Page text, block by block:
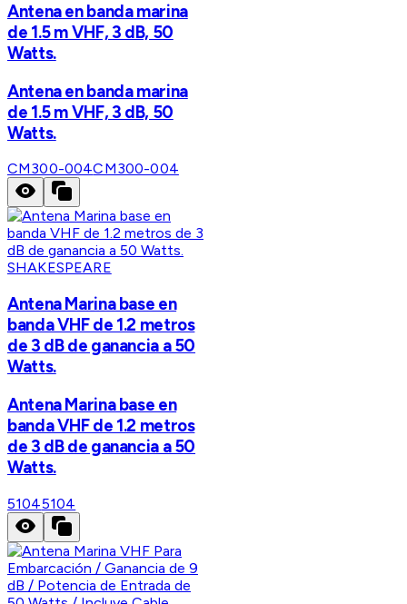
Antena en banda marina
de 1.5 m VHF, 3 dB, 50
Watts.
Antena en banda marina
de 1.5 m VHF, 3 dB, 50
Watts.
CM300-004CM300-004
SHAKESPEARE
Antena Marina base en
banda VHF de 1.2 metros
de 3 dB de ganancia a 50
Watts.
Antena Marina base en
banda VHF de 1.2 metros
de 3 dB de ganancia a 50
Watts.
51045104